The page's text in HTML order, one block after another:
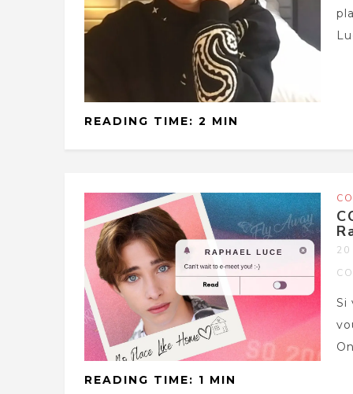
READING TIME: 2 MIN
20
Si
READING TIME: 1 MIN